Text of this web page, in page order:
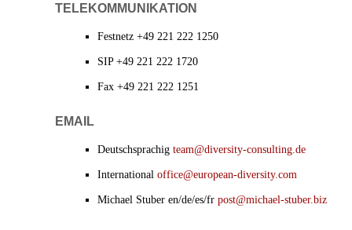
TELEKOMMUNIKATION
Festnetz +49 221 222 1250
SIP +49 221 222 1720
Fax +49 221 222 1251
EMAIL
Deutschsprachig team@diversity-consulting.de
International office@european-diversity.com
Michael Stuber en/de/es/fr post@michael-stuber.biz